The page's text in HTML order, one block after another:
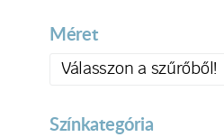
Méret
Válasszon a szűrőből!
Színkategória